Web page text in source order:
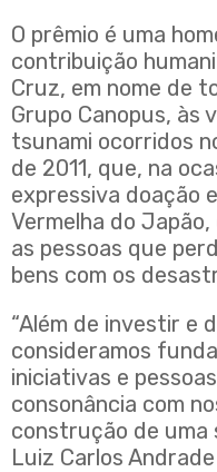
O prêmio é uma
contribuição
Cruz, em nome de
Grupo Canopus, às
tsunami ocorridos
de 2011, que, na
expressiva doação
Vermelha do
as pessoas que
bens com os
“Além de investir e
consideramos
iniciativas e
consonância com
construção de uma
Luiz Carlos